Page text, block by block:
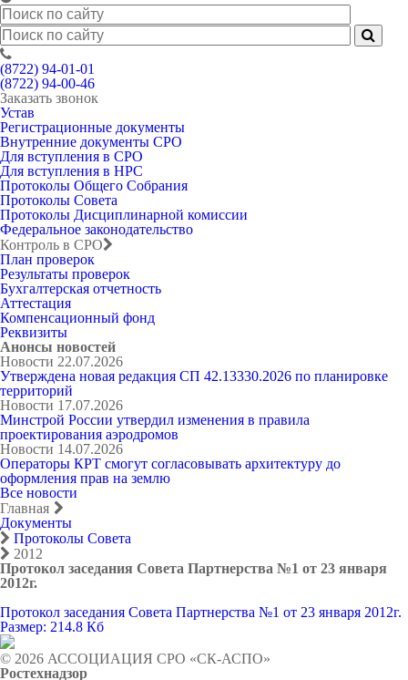
(8722) 94-01-01
(8722) 94-00-46
Заказать звонок
Устав
Регистрационные документы
Внутренние документы СРО
Для вступления в СРО
Для вступления в НРС
Протоколы Общего Собрания
Протоколы Совета
Протоколы Дисциплинарной комиссии
Федеральное законодательство
Контроль в СРО
План проверок
Результаты проверок
Бухгалтерская отчетность
Аттестация
Компенсационный фонд
Реквизиты
Анонсы новостей
Новости 22.07.2026
Утверждена новая редакция СП 42.13330.2026 по планировке
территорий
Новости 17.07.2026
Минстрой России утвердил изменения в правила
проектирования аэродромов
Новости 14.07.2026
Операторы КРТ смогут согласовывать архитектуру до
оформления прав на землю
Все новости
Главная
Документы
Протоколы Совета
2012
Протокол заседания Совета Партнерства №1 от 23 января
2012г.
Протокол заседания Совета Партнерства №1 от 23 января 2012г.
Размер: 214.8 Кб
© 2026 АССОЦИАЦИЯ СРО «СК-АСПО»
Ростехнадзор